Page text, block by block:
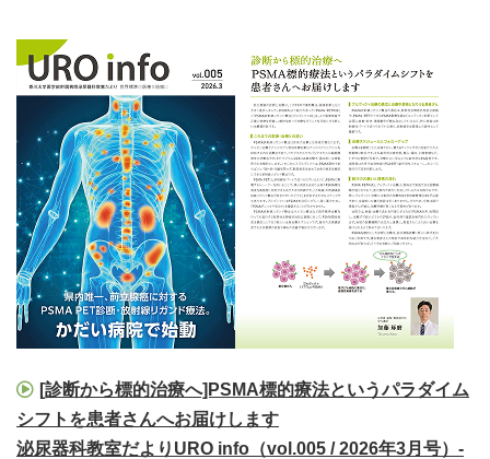
[診断から標的治療へ]PSMA標的療法というパラダイム
シフトを患者さんへお届けします
泌尿器科教室だよりURO info（vol.005 / 2026年3月号）-